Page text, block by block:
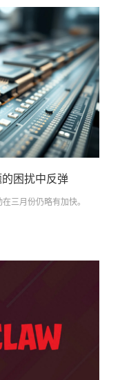
困扰中反弹
三月份仍略有加快。